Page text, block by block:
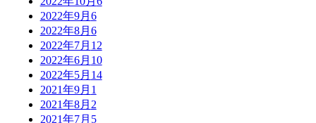
2022年9月 6
2022年8月 6
2022年7月 12
2022年6月 10
2022年5月 14
2021年9月 1
2021年8月 2
2021年7月 5